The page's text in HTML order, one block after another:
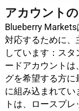
アカウント
Blueberry
対応するために
しています：ス
ードアカウント
グを希望する方
に組み込まれて
トは、ロースプ